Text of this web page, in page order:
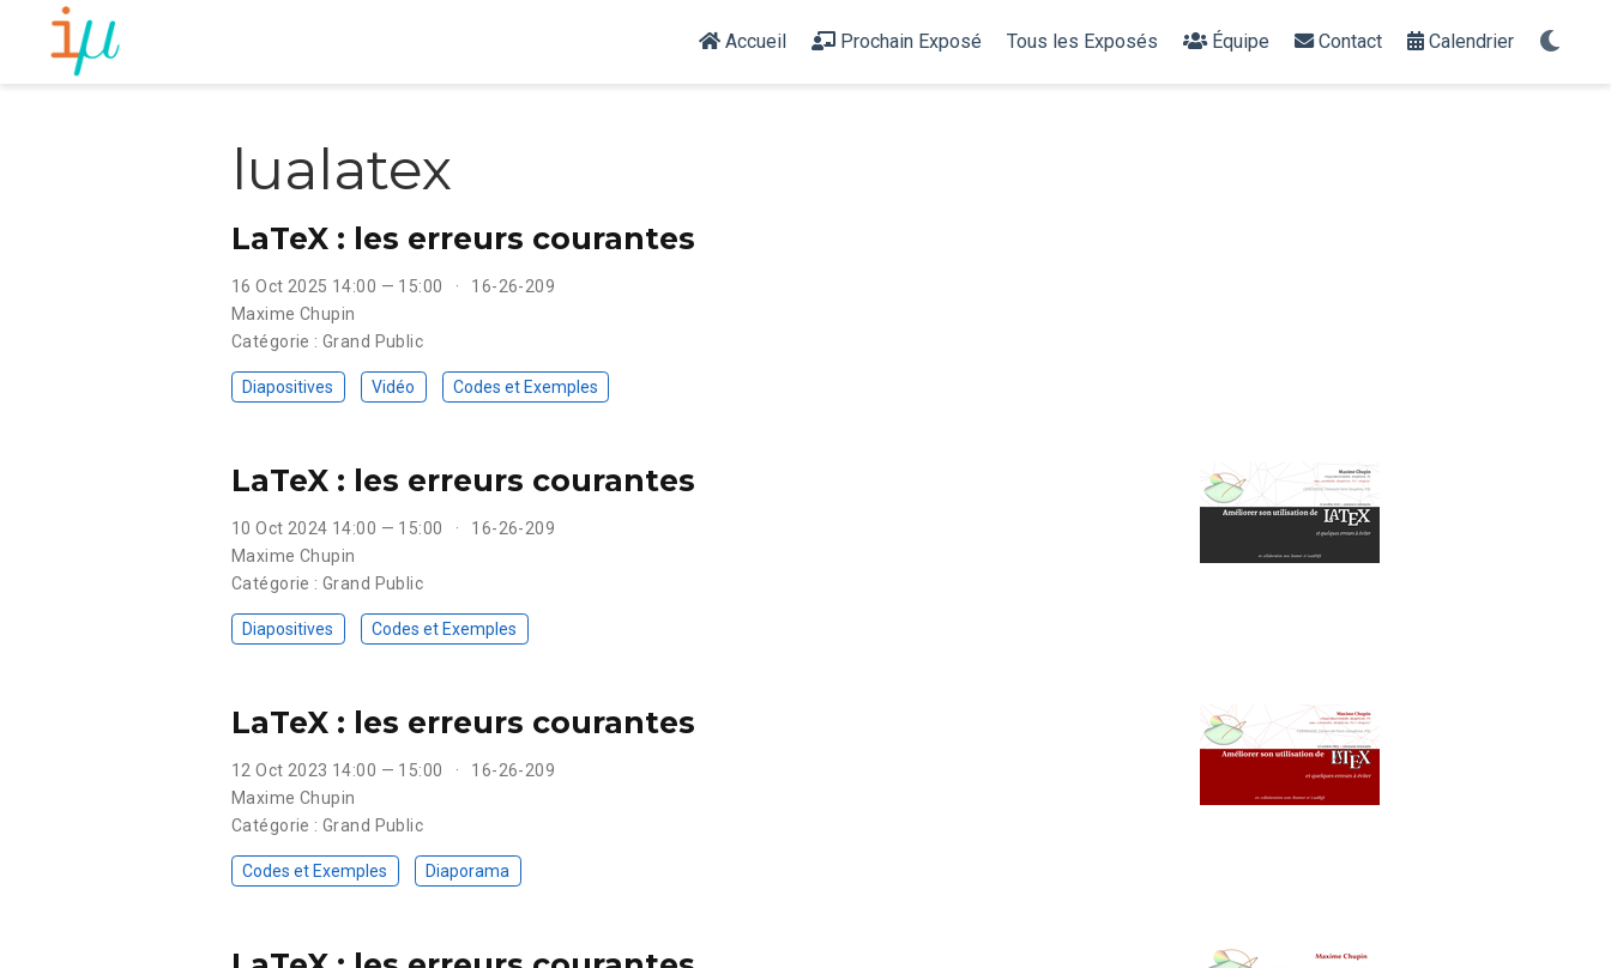
Accueil Prochain Exposé Tous les Exposés Équipe Contact Calendrier
lualatex
LaTeX : les erreurs courantes
16 Oct 2025 14:00 — 15:00
16-26-209
Maxime Chupin
Catégorie : Grand Public
Diapositives Vidéo Codes et Exemples
LaTeX : les erreurs courantes
10 Oct 2024 14:00 — 15:00
16-26-209
Maxime Chupin
Catégorie : Grand Public
Diapositives Codes et Exemples
LaTeX : les erreurs courantes
12 Oct 2023 14:00 — 15:00
16-26-209
Maxime Chupin
Catégorie : Grand Public
Codes et Exemples Diaporama